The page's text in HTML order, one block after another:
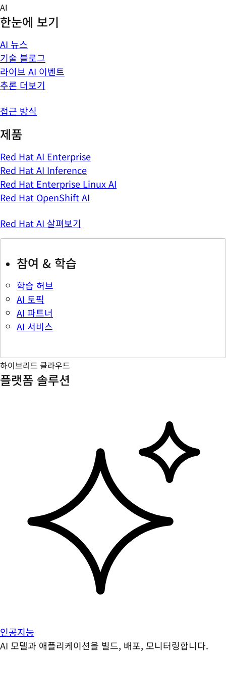
Skip
to
content
AI
한눈에 보기
AI 뉴스
기술 블로그
라이브 AI 이벤트
추론 더보기
접근 방식
제품
Red Hat AI Enterprise
Red Hat AI Inference
Red Hat Enterprise Linux AI
Red Hat OpenShift AI
Red Hat AI 살펴보기
참여 & 학습
학습 허브
AI 토픽
AI 파트너
AI 서비스
하이브리드 클라우드
플랫폼 솔루션
인공지능
AI 모델과 애플리케이션을 빌드, 배포, 모니터링합니다.